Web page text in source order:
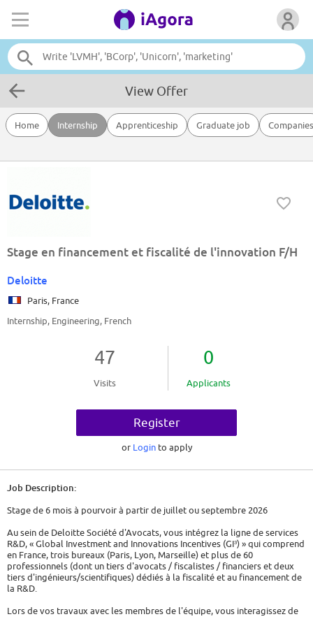
View Offer
Home Internship Apprenticeship Graduate job Companies
Stage en financement et fiscalité de l'innovation F/H
Deloitte
Paris, France
Internship, Engineering, French
47
Visits
0
Applicants
Register
or Loginto apply
Job Description:
Stage de 6 mois à pourvoir à partir de juillet ou septembre 2026
Au sein de Deloitte Société d'Avocats, vous intégrez la ligne de services
R&D, « Global Investment and Innovations Incentives (GI³) » qui comprend
en France, trois bureaux (Paris, Lyon, Marseille) et plus de 60
professionnels (dont un tiers d'avocats / fiscalistes / financiers et deux
tiers d'ingénieurs/scientifiques) dédiés à la fiscalité et au financement de
la R&D.
Lors de vos travaux avec les membres de l'équipe, vous interagissez de